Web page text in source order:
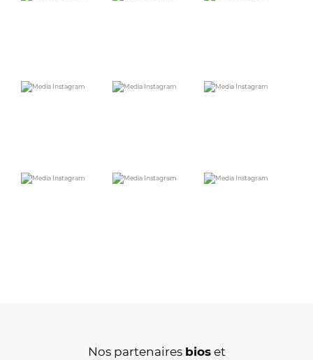
Nos partenaires bioset